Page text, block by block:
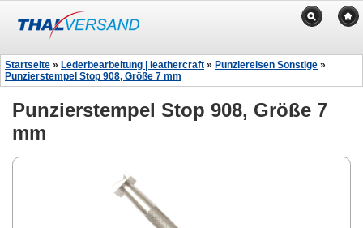
Startseite » Lederbearbeitung | leathercraft » Punziereisen Sonstige »
Punzierstempel Stop 908, Größe 7 mm
Punzierstempel Stop 908, Größe 7
mm